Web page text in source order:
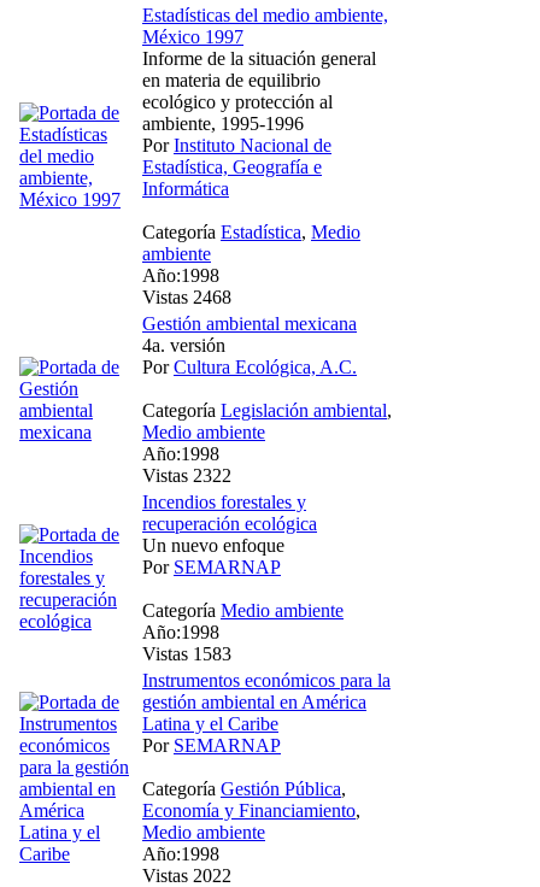
Estadísticas del medio ambiente,
México 1997
Informe de la situación general
en materia de equilibrio
ecológico y protección al
ambiente, 1995-1996
PorInstituto Nacional de
Estadística, Geografía e
Informática
Categoría Estadística, Medio
ambiente
Año:1998
Vistas 2468
Gestión ambiental mexicana
4a. versión
PorCultura Ecológica, A.C.
Categoría Legislación ambiental,
Medio ambiente
Año:1998
Vistas 2322
Incendios forestales y
recuperación ecológica
Un nuevo enfoque
Por SEMARNAP
Categoría Medio ambiente
Año:1998
Vistas 1583
Instrumentos económicos para la
gestión ambiental en América
Latina y el Caribe
Por SEMARNAP
Categoría Gestión Pública,
Economía y Financiamiento,
Medio ambiente
Año:1998
Vistas 2022